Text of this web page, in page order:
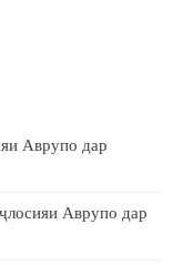
Аврупо дар
Аврупо дар